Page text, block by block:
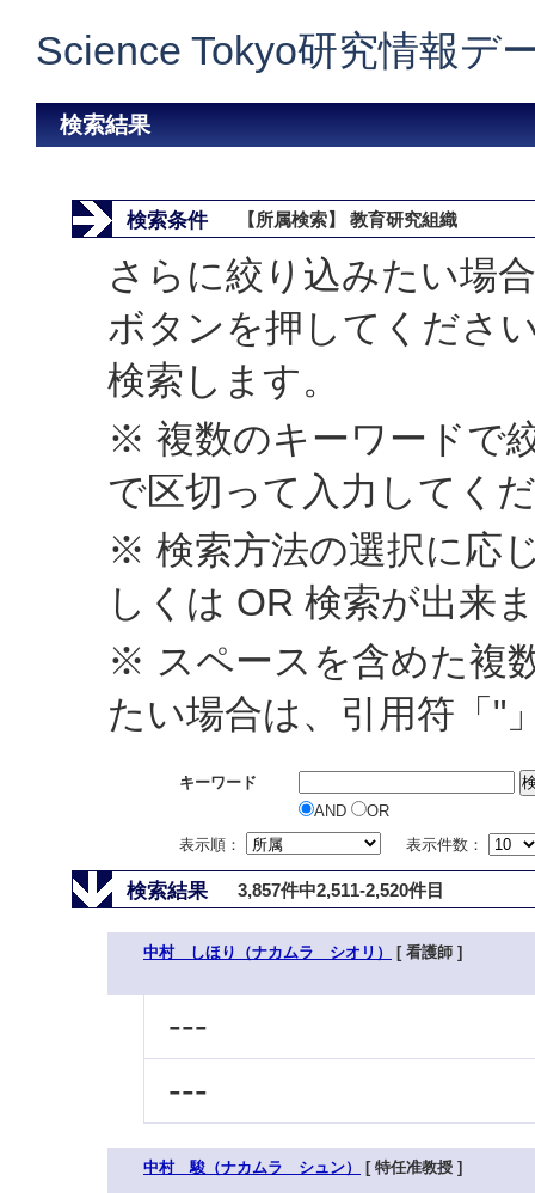
Science Tokyo研究情報デ
検索結果
検索条件 【所属検索】 教育研究組織
さらに絞り込みたい場
ボタンを押してくださ
検索します。
※ 複数のキーワードで
で区切って入力してく
※ 検索方法の選択に応
しくは OR 検索が出来
※ スペースを含めた複
たい場合は、引用符「"
キーワード
AND
OR
表示順：
表示件数：
検索結果 3,857件中2,511-2,520件目
中村 しほり（ナカムラ シオリ） [ 看護師 ]
---
---
中村 駿（ナカムラ シュン） [ 特任准教授 ]